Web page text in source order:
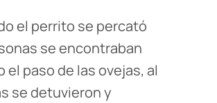
el perrito se percató
se encontraban
paso de las ovejas, al
se detuvieron y